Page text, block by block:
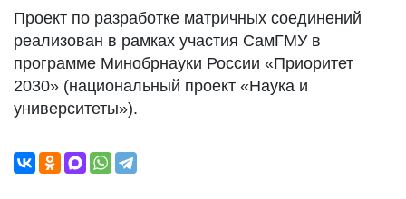
Проект по разработке матричных соединений
реализован в рамках участия СамГМУ в
программе Минобрнауки России «Приоритет
2030» (национальный проект «Наука и
университеты»).